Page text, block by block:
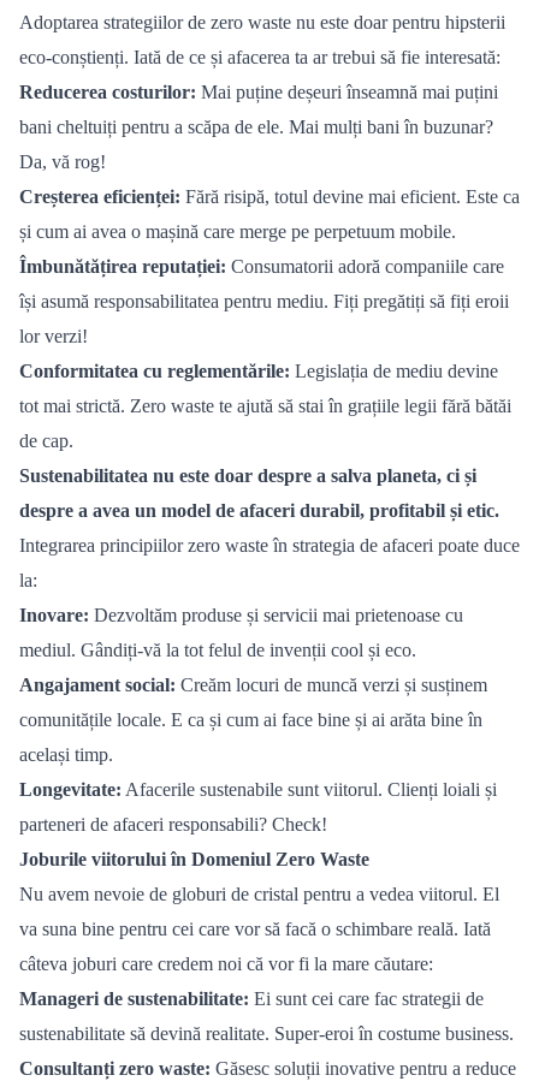
Adoptarea strategiilor de zero waste nu este doar pentru hipsterii
eco-conștienți. Iată de ce și afacerea ta ar trebui să fie interesată:
Reducerea costurilor: Mai puține deșeuri înseamnă mai puțini
bani cheltuiți pentru a scăpa de ele. Mai mulți bani în buzunar?
Da, vă rog!
Creșterea eficienței: Fără risipă, totul devine mai eficient. Este ca
și cum ai avea o mașină care merge pe perpetuum mobile.
Îmbunătățirea reputației: Consumatorii adoră companiile care
își asumă responsabilitatea pentru mediu. Fiți pregătiți să fiți eroii
lor verzi!
Conformitatea cu reglementările: Legislația de mediu devine
tot mai strictă. Zero waste te ajută să stai în grațiile legii fără bătăi
de cap.
Sustenabilitatea nu este doar despre a salva planeta, ci și
despre a avea un model de afaceri durabil, profitabil și etic.
Integrarea principiilor zero waste în strategia de afaceri poate duce
la:
Inovare: Dezvoltăm produse și servicii mai prietenoase cu
mediul. Gândiți-vă la tot felul de invenții cool și eco.
Angajament social: Creăm locuri de muncă verzi și susținem
comunitățile locale. E ca și cum ai face bine și ai arăta bine în
același timp.
Longevitate: Afacerile sustenabile sunt viitorul. Clienți loiali și
parteneri de afaceri responsabili? Check!
Joburile viitorului în Domeniul Zero Waste
Nu avem nevoie de globuri de cristal pentru a vedea viitorul. El
va suna bine pentru cei care vor să facă o schimbare reală. Iată
câteva joburi care credem noi că vor fi la mare căutare:
Manageri de sustenabilitate: Ei sunt cei care fac strategii de
sustenabilitate să devină realitate. Super-eroi în costume business.
Consultanți zero waste: Găsesc soluții inovative pentru a reduce